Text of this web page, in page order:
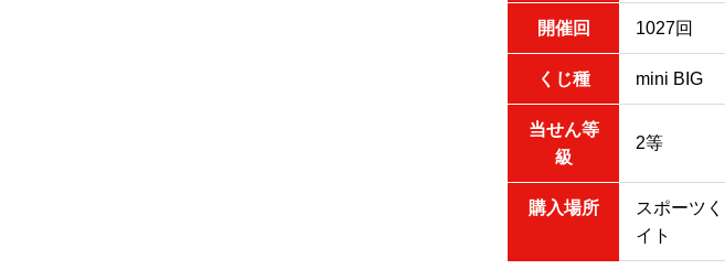
開催回 1027回
くじ種 mini BIG
当せん等
級
2等
購入場所
スポーツ
イト